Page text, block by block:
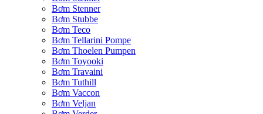
Bơm Stenner
Bơm Stubbe
Bơm Teco
Bơm Tellarini Pompe
Bơm Thoelen Pumpen
Bơm Toyooki
Bơm Travaini
Bơm Tuthill
Bơm Vaccon
Bơm Veljan